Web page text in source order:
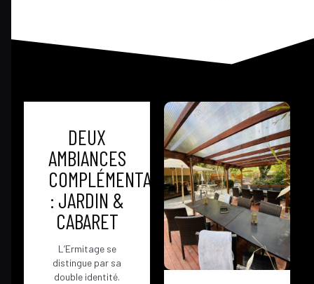
DEUX
AMBIANCES
COMPLÉMENTAIRES
: JARDIN &
CABARET
L’Ermitage se
distingue par sa
double identité.